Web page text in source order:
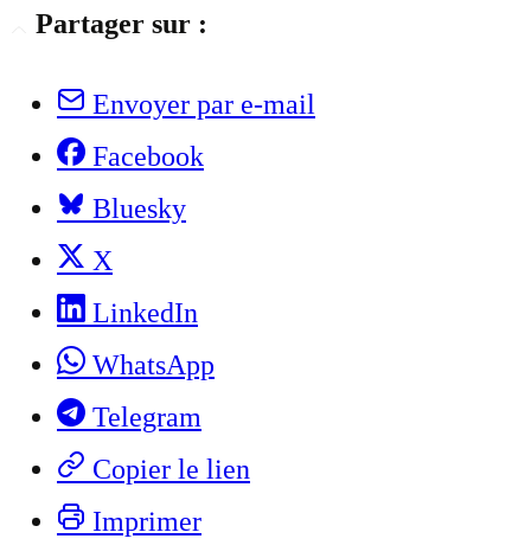
Partager sur :
Envoyer par e-mail
Facebook
Bluesky
X
LinkedIn
WhatsApp
Telegram
Copier le lien
Imprimer